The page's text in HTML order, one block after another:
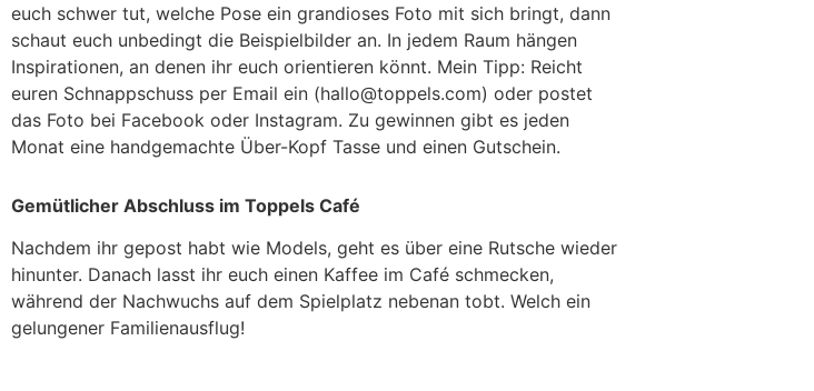
euch schwer tut, welche Pose ein grandioses Foto mit sich bringt, dann
schaut euch unbedingt die Beispielbilder an. In jedem Raum hängen
Inspirationen, an denen ihr euch orientieren könnt. Mein Tipp: Reicht
euren Schnappschuss per Email ein (hallo@toppels.com) oder postet
das Foto bei Facebook oder Instagram. Zu gewinnen gibt es jeden
Monat eine handgemachte Über-Kopf Tasse und einen Gutschein.
Gemütlicher Abschluss im Toppels Café
Nachdem ihr gepost habt wie Models, geht es über eine Rutsche wieder
hinunter. Danach lasst ihr euch einen Kaffee im Café schmecken,
während der Nachwuchs auf dem Spielplatz nebenan tobt. Welch ein
gelungener Familienausflug!